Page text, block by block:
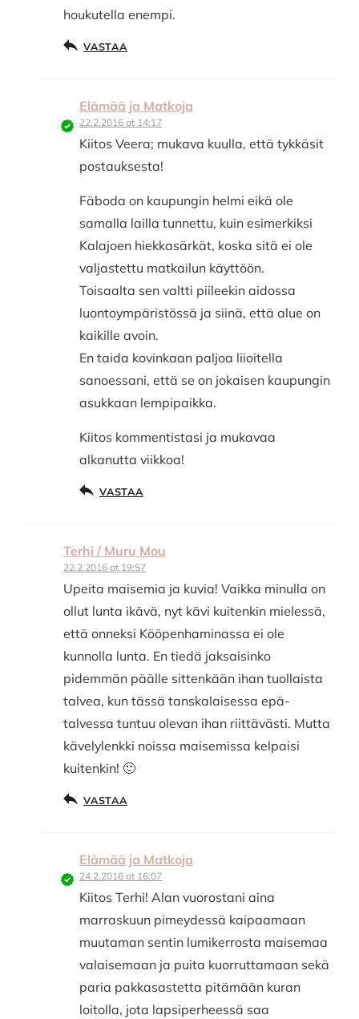
houkutella enempi.
VASTAA
Elämää ja Matkoja
22.2.2016 at 14:17
Kiitos Veera; mukava kuulla, että tykkäsit
postauksesta!
Fäboda on kaupungin helmi eikä ole
samalla lailla tunnettu, kuin esimerkiksi
Kalajoen hiekkasärkät, koska sitä ei ole
valjastettu matkailun käyttöön.
Toisaalta sen valtti piileekin aidossa
luontoympäristössä ja siinä, että alue on
kaikille avoin.
En taida kovinkaan paljoa liioitella
sanoessani, että se on jokaisen kaupungin
asukkaan lempipaikka.
Kiitos kommentistasi ja mukavaa
alkanutta viikkoa!
VASTAA
Terhi / Muru Mou
22.2.2016 at 19:57
Upeita maisemia ja kuvia! Vaikka minulla on
ollut lunta ikävä, nyt kävi kuitenkin mielessä,
että onneksi Kööpenhaminassa ei ole
kunnolla lunta. En tiedä jaksaisinko
pidemmän päälle sittenkään ihan tuollaista
talvea, kun tässä tanskalaisessa epä-
talvessa tuntuu olevan ihan riittävästi. Mutta
kävelylenkki noissa maisemissa kelpaisi
kuitenkin! 🙂
VASTAA
Elämää ja Matkoja
24.2.2016 at 16:07
Kiitos Terhi! Alan vuorostani aina
marraskuun pimeydessä kaipaamaan
muutaman sentin lumikerrosta maisemaa
valaisemaan ja puita kuorruttamaan sekä
paria pakkasastetta pitämään kuran
loitolla, jota lapsiperheessä saa